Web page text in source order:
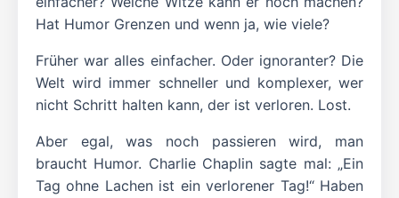
Hat Humor Grenzen und wenn ja, wie viele?
Früher war alles einfacher. Oder ignoranter? Die
Welt wird immer schneller und komplexer, wer
nicht Schritt halten kann, der ist verloren. Lost.
Aber egal, was noch passieren wird, man
braucht Humor. Charlie Chaplin sagte mal: „Ein
Tag ohne Lachen ist ein verlorener Tag!“ Haben